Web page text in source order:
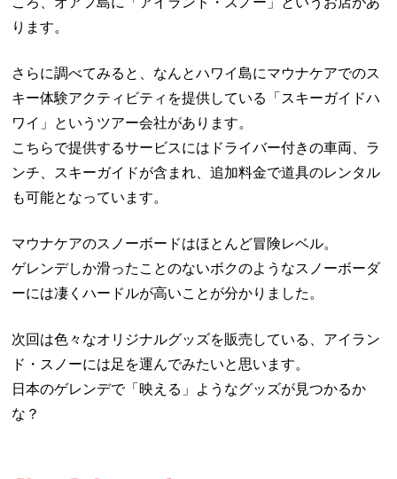
ります。
さらに調べてみると、なんとハワイ島にマウナケアでのス
キー体験アクティビティを提供している「スキーガイドハ
ワイ」というツアー会社があります。
こちらで提供するサービスにはドライバー付きの車両、ラ
ンチ、スキーガイドが含まれ、追加料金で道具のレンタル
も可能となっています。
マウナケアのスノーボードはほとんど冒険レベル。
ゲレンデしか滑ったことのないボクのようなスノーボーダ
ーには凄くハードルが高いことが分かりました。
次回は色々なオリジナルグッズを販売している、アイラン
ド・スノーには足を運んでみたいと思います。
日本のゲレンデで「映える」ようなグッズが見つかるか
な？